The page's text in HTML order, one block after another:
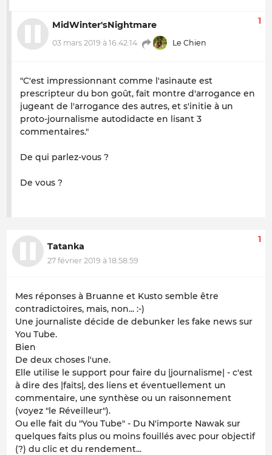
MidWinter'sNightmare
03 mars 2019 à 16:42:14 Le Chien
1
"C'est impressionnant comme l'asinaute est
prescripteur du bon goût, fait montre d'arrogance en
jugeant de l'arrogance des autres, et s'initie à un
proto-journalisme autodidacte en lisant 3
commentaires."
De qui parlez-vous ?
De vous ?
Tatanka
27 février 2019 à 18:58:59
1
Mes réponses à Bruanne et Kusto semble être
contradictoires, mais, non... :-)
Une journaliste décide de debunker les fake news sur
You Tube.
Bien
De deux choses l'une.
Elle utilise le support pour faire du |journalisme| - c'est
à dire des |faits|, des liens et éventuellement un
commentaire, une synthèse ou un raisonnement
(voyez "le Réveilleur").
Ou elle fait du "You Tube" - Du N'importe Nawak sur
quelques faits plus ou moins fouillés avec pour objectif
(?) du clic et du rendement...